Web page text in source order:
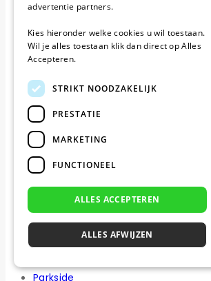
Alles voor Husqvarna
Husqvarna Mesjes
Husqvarna Perimeterdraad
Husqvarna Kabeltesters
Husqvarna Installatie sets
Husqvarna Draadpennen
Kress
Alles voor Kress
Kress Mesjes
Kress Perimeterdraad
Kress Kabeltesters
Kress Installatie sets
Kress Reparatie sets
Kress Draadpennen
Kress Draadverbinders
Parkside
advertentie partners.
Kies hieronder welke cookies u wil toestaan.
Wil je alles toestaan klik dan direct op Alles
Accepteren.
STRIKT NOODZAKELIJK
PRESTATIE
MARKETING
FUNCTIONEEL
ALLES ACCEPTEREN
ALLES AFWIJZEN